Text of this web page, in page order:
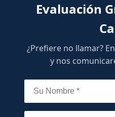
Evaluación
¿Prefiere no llamar?
y nos